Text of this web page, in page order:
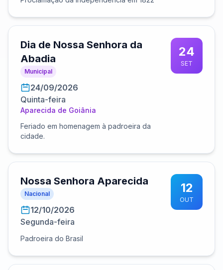
Dia de Nossa Senhora da
Abadia
Municipal
24/09/2026
Quinta-feira
Aparecida de Goiânia
Feriado em homenagem à padroeira da
cidade.
24
SET
Nossa Senhora Aparecida
Nacional
12/10/2026
Segunda-feira
Padroeira do Brasil
12
OUT